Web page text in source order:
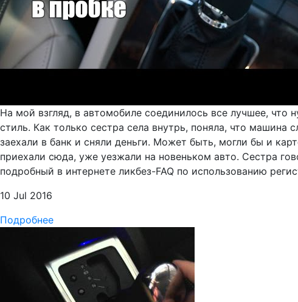
На мой взгляд, в автомобиле соединилось все лучшее,
стиль. Как только сестра села внутрь, поняла, что машина
заехали в банк и сняли деньги. Может быть, могли бы и
приехали сюда, уже уезжали на новеньком авто. Сестра
подробный в интернете ликбез-FAQ по использованию
10 Jul 2016
Подробнее